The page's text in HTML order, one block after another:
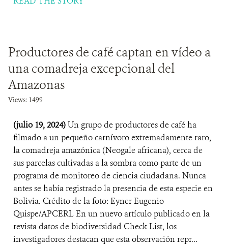
Productores de café captan en vídeo a
una comadreja excepcional del
Amazonas
Views: 1499
(julio 19, 2024)Un grupo de productores de café ha
filmado a un pequeño carnívoro extremadamente raro,
la comadreja amazónica (Neogale africana), cerca de
sus parcelas cultivadas a la sombra como parte de un
programa de monitoreo de ciencia ciudadana. Nunca
antes se había registrado la presencia de esta especie en
Bolivia. Crédito de la foto: Eyner Eugenio
Quispe/APCERL En un nuevo artículo publicado en la
revista datos de biodiversidad Check List, los
investigadores destacan que esta observación repr...